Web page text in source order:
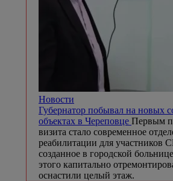
Новости
Губернатор побывал на новых
объектах в Череповце Первым
визита стало современное
реабилитации для участников
созданное в городской
этого капитально
оснастили целый этаж.